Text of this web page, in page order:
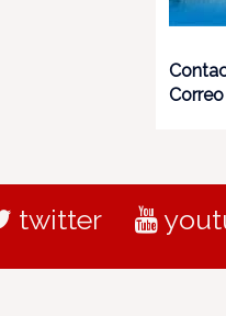
twitter